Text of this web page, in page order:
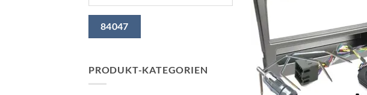
PRODUKT-KATEGORIEN